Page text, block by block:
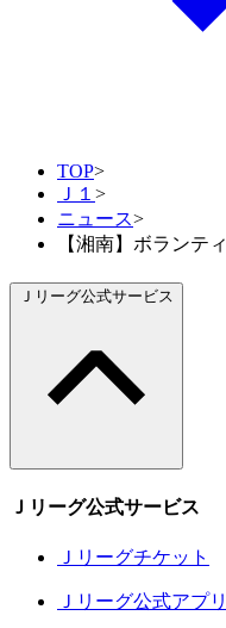
TOP>
Ｊ１ >
ニュース>
【湘南】ボランテ
Ｊリーグ公式サービス
Ｊリーグ公式サービス
Ｊリーグチケット
Ｊリーグ公式アプリ